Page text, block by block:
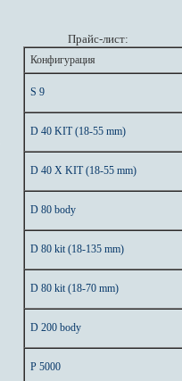
Прайс-лист:
Конфигурация
S 9
D 40 KIT (18-55 mm)
D 40 X KIT (18-55 mm)
D 80 body
D 80 kit (18-135 mm)
D 80 kit (18-70 mm)
D 200 body
P 5000